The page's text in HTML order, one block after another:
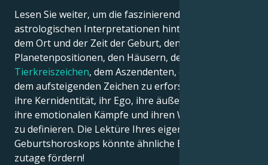
Lesen Sie weiter, um die faszinierenden
astrologischen Interpretationen hinter dem Datum,
dem Ort und der Zeit der Geburt, den
Planetenpositionen, den Häusern, dem
Tierkreiszeichen, dem Aszendenten, dem Mond und
dem aufsteigenden Zeichen zu erforschen – und so
ihre Kernidentität, ihr Ego, ihre äußere Erscheinung,
ihre emotionalen Kämpfe und ihren Weg zum Erfolg
zu definieren. Die Lektüre Ihres eigenen
Geburtshoroskops könnte ähnliche Erkenntnisse
zutage fördern!